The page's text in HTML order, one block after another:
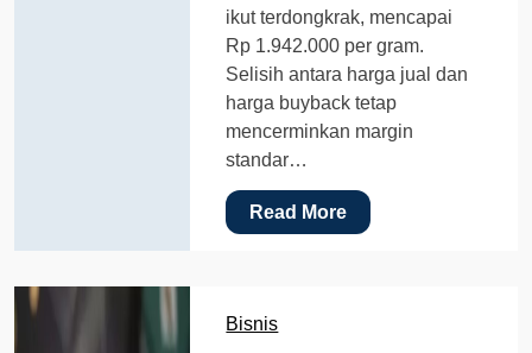
ikut terdongkrak, mencapai
Rp 1.942.000 per gram.
Selisih antara harga jual dan
harga buyback tetap
mencerminkan margin
standar…
Read More
Bisnis